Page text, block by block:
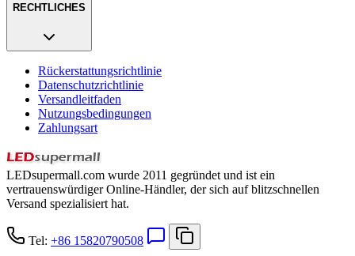
RECHTLICHES
Rückerstattungsrichtlinie
Datenschutzrichtlinie
Versandleitfaden
Nutzungsbedingungen
Zahlungsart
LEDsupermall.com wurde 2011 gegründet und ist ein
vertrauenswürdiger Online-Händler, der sich auf blitzschnellen
Versand spezialisiert hat.
Tel: +86 15820790508